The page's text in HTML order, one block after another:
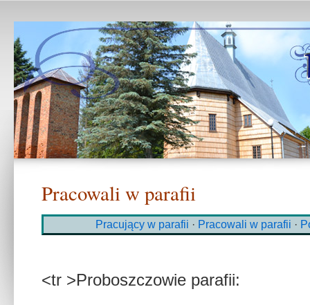
Pracowali w parafii
Pracujący w parafii · Pracowali w parafii ·
<tr >Proboszczowie parafii: